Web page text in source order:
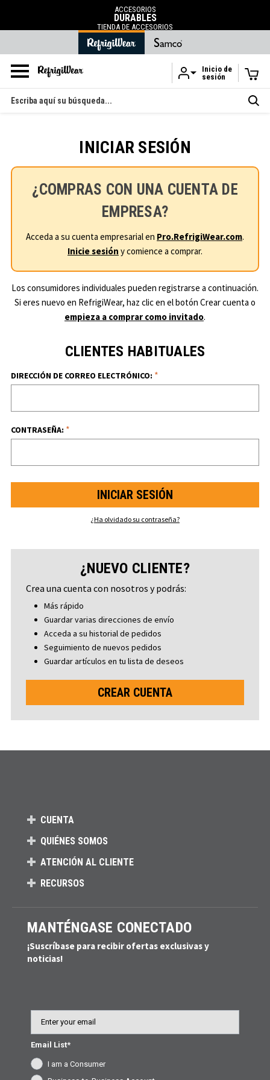
Ir al contenido principal
ACCESORIOS
DURABLES
TIENDA DE ACCESORIOS
Inicio de
sesión
Buscar
en
INICIAR SESIÓN
¿COMPRAS CON UNA CUENTA DE
EMPRESA?
Acceda a su cuenta empresarial en Pro.RefrigiWear.com.
Inicie sesión y comience a comprar.
Los consumidores individuales pueden registrarse a continuación.
Si eres nuevo en RefrigiWear, haz clic en el botón Crear cuenta o
empieza a comprar como invitado.
CLIENTES HABITUALES
DIRECCIÓN DE CORREO ELECTRÓNICO: *
CONTRASEÑA: *
¿Ha olvidado su contraseña?
¿NUEVO CLIENTE?
Crea una cuenta con nosotros y podrás:
Más rápido
Guardar varias direcciones de envío
Acceda a su historial de pedidos
Seguimiento de nuevos pedidos
Guardar artículos en tu lista de deseos
CREAR CUENTA
CUENTA
QUIÉNES SOMOS
ATENCIÓN AL CLIENTE
RECURSOS
MANTÉNGASE CONECTADO
¡Suscríbase para recibir ofertas exclusivas y
noticias!
Email List*
I am a Consumer